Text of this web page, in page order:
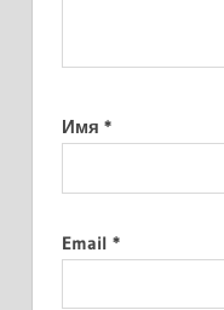
Имя *
Email *